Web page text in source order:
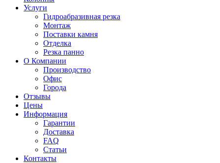
Услуги
Гидроабразивная резка
Монтаж
Поставки камня
Отделка
Резка панно
О Компании
Производство
Офис
Города
Отзывы
Цены
Информация
Гарантии
Доставка
FAQ
Статьи
Контакты